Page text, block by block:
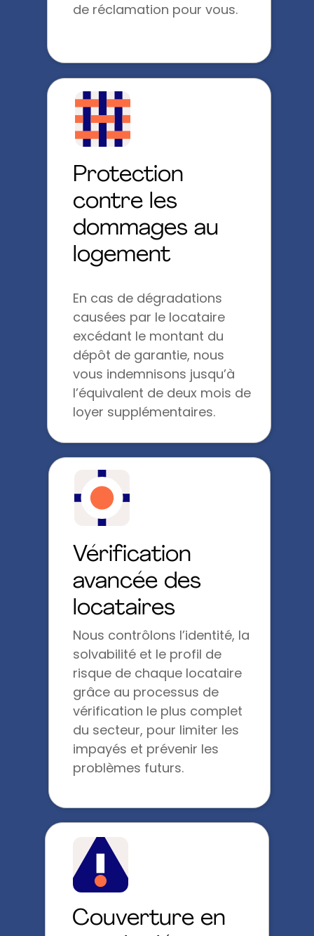
de réclamation pour vous.
Protection
contre les
dommages au
logement
En cas de dégradations
causées par le locataire
excédant le montant du
dépôt de garantie, nous
vous indemnisons jusqu’à
l’équivalent de deux mois de
loyer supplémentaires.
Couverture en
Nous contrôlons l’identité, la
solvabilité et le profil de
risque de chaque locataire
grâce au processus de
vérification le plus complet
du secteur, pour limiter les
impayés et prévenir les
problèmes futurs.
Vérification
avancée des
locataires